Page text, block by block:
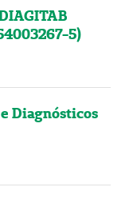
5)
Diagnósticos